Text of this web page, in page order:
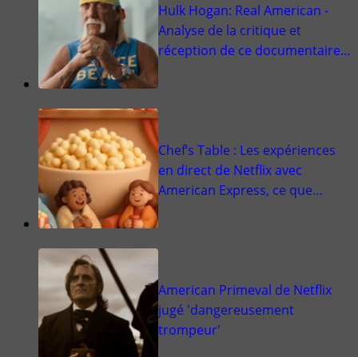
Hulk Hogan: Real American -
Analyse de la critique et
réception de ce documentaire…
Chef’s Table : Les expériences
en direct de Netflix avec
American Express, ce que…
American Primeval de Netflix
jugé 'dangereusement
trompeur'